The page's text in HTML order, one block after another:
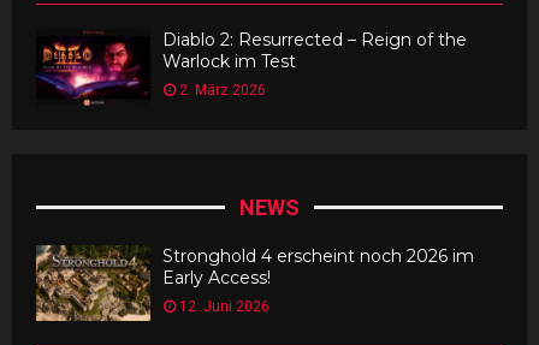
Diablo 2: Resurrected – Reign of the
Warlock im Test
2. März 2026
NEWS
Stronghold 4 erscheint noch 2026 im
Early Access!
12. Juni 2026